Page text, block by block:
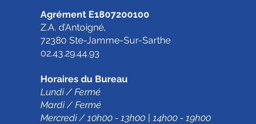
Agrément E1807200100
Z.A. d’Antoigné,
72380 Ste-Jamme-Sur-Sarthe
02.43.29.44.93
Horaires du Bureau
Lundi / Fermé
Mardi / Fermé
Mercredi / 10h00 - 13h00 | 14h00 - 19h00